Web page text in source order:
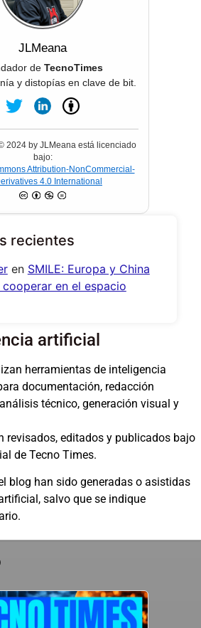
JLMeana
de TecnoTimes
y distopías en clave de bit.
© 2024 by JLMeana está licenciado
bajo:
Attribution-NonCommercial-
4.0 International
recientes
en SMILE: Europa y China
en el espacio
artificial
herramientas de inteligencia
documentación, redacción
técnico, generación visual y
revisados, editados y publicados bajo
de Tecno Times.
blog han sido generadas o asistidas
salvo que se indique